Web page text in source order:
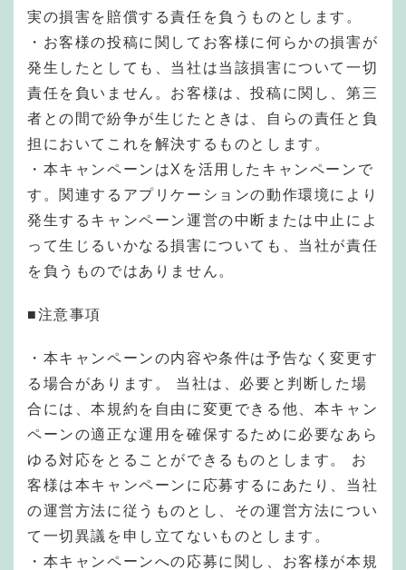
実の損害を賠償する責任を負うものとします。
・お客様の投稿に関してお客様に何らかの損害が
発生したとしても、当社は当該損害について一切
責任を負いません。お客様は、投稿に関し、第三
者との間で紛争が生じたときは、自らの責任と負
担においてこれを解決するものとします。
・本キャンペーンはXを活用したキャンペーンで
す。関連するアプリケーションの動作環境により
発生するキャンペーン運営の中断または中止によ
って生じるいかなる損害についても、当社が責任
を負うものではありません。
■注意事項
・本キャンペーンの内容や条件は予告なく変更す
る場合があります。 当社は、必要と判断した場
合には、本規約を自由に変更できる他、本キャン
ペーンの適正な運用を確保するために必要なあら
ゆる対応をとることができるものとします。 お
客様は本キャンペーンに応募するにあたり、当社
の運営方法に従うものとし、その運営方法につい
て一切異議を申し立てないものとします。
・本キャンペーンへの応募に関し、お客様が本規